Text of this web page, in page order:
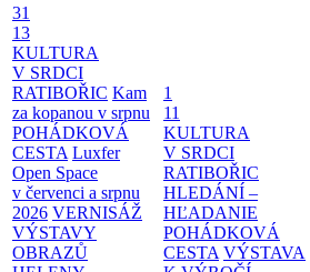
31
13
KULTURA
V SRDCI
RATIBOŘIC Kam
za kopanou v srpnu
POHÁDKOVÁ
CESTA Luxfer
Open Space
v červenci a srpnu
2026 VERNISÁŽ
VÝSTAVY
OBRAZŮ
1
11
KULTURA
V SRDCI
RATIBOŘIC
HLEDÁNÍ –
HĽADANIE
POHÁDKOVÁ
CESTA VÝSTAVA